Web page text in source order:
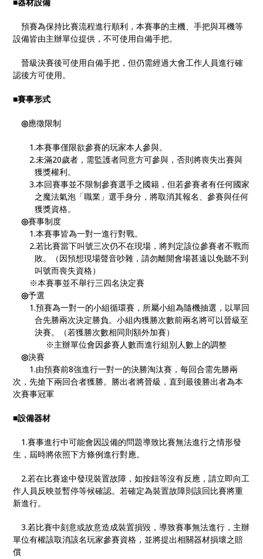
預賽為保持比賽流程進行順利，本賽事的主機、手把與耳機等
設備皆由主辦單位提供，不可使用自備手把。
晉級決賽後可使用自備手把，但仍需經過大會工作人員進行確
認後方可使用。
■賽事形式
◎應徵限制
1.本賽事僅限欲參賽的玩家本人參與。
2.未滿20歲者，需監護者同意方可參與，否則將喪失出賽與
獲獎權利。
3.本回賽事並不限制參賽選手之國籍，但若參賽者有任何國家
之魔法氣泡「職業」選手身分，將取消其報名、參賽與任何
獲獎資格。
◎賽事制度
1.本賽事皆為一對一進行對戰。
2.若比賽當下叫號三次仍不在現場，將判定該位參賽者不戰而
敗。（因預想現場聲音吵雜，請勿離開會場甚遠以免聽不到
叫號而喪失資格）
※本賽事並不舉行三四名決定賽
◎予選
1.預賽為一對一的小組循環賽，所屬小組為隨機抽選，以單回
合先勝兩次決定勝負。小組內獲勝次數前兩名將可以晉級至
決賽。（若獲勝次數相同則額外加賽）
※主辦單位會因參賽人數而進行組別人數上的調整
◎決賽
1.由預賽前8強進行一對一的決勝淘汰賽，每回合需先勝兩
次，先搶下兩回合者獲勝。勝出者將晉級，直到最後勝出者為本
次賽事冠軍
■設備器材
1.賽事進行中可能會因設備的問題導致比賽無法進行之情形發
生，屆時將依照下方條例進行對應。
2.若在比賽途中發現裝置故障，如按鈕等沒有反應，請立即向工
作人員反映並暫停等候確認。若確定為裝置故障則該回比賽將重
新進行。
3.若比賽中刻意或故意造成裝置損毀，導致賽事無法進行，主辦
單位有權該取消該名玩家參賽資格，並將提出相關器材損壞之賠
償